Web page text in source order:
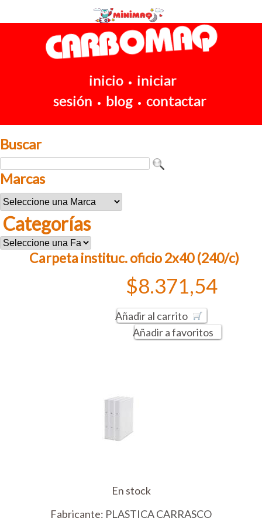
inicio • iniciar
sesión • blog • contactar
Buscar
Marcas
Categorías
Carpeta instituc. oficio 2x40 (240/c)
$8.371,54
Añadir al carrito
Añadir a favoritos
En stock
Fabricante: PLASTICA CARRASCO